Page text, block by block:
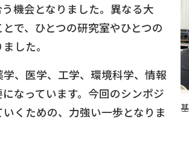
機会となりました。異なる大
で、ひとつの研究室やひとつの
した。
、医学、工学、環境科学、情報
なっています。今回のシンポジ
くための、力強い一歩となりま